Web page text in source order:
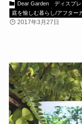
Dear Garden
ディスプ
庭を愉しむ暮らし/アフター
2017年3月27日